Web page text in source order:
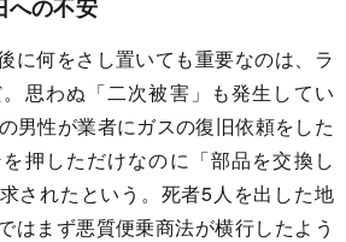
への不安
に何をさし置いても重要なのは、ラ
思わぬ「二次被害」も発生してい
男性が業者にガスの復旧依頼をした
押しただけなのに「部品を交換し
されたという。死者5人を出した地
はまず悪質便乗商法が横行したよう